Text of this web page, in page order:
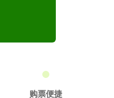
购票便捷